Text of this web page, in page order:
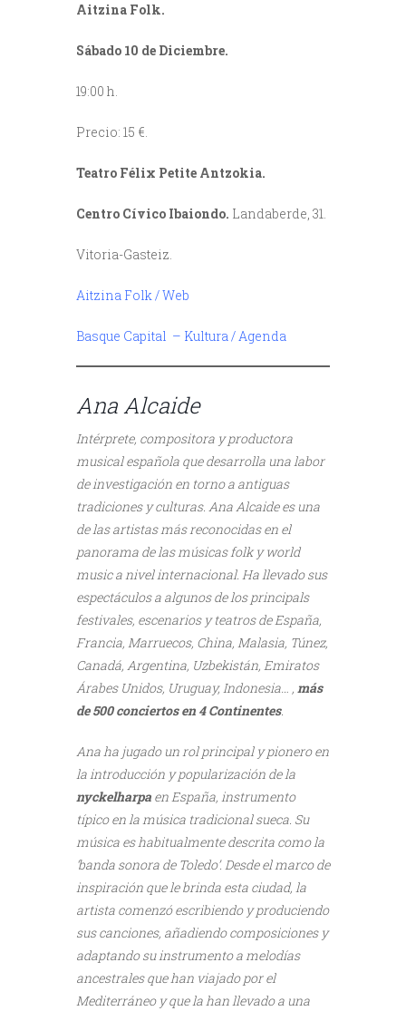
Aitzina Folk.
Sábado 10 de Diciembre.
19:00 h.
Precio: 15 €.
Teatro Félix Petite Antzokia.
Centro Cívico Ibaiondo. Landaberde, 31.
Vitoria-Gasteiz.
Aitzina Folk / Web
Basque Capital – Kultura / Agenda
Ana Alcaide
Intérprete, compositora y productora
musical española que desarrolla una labor
de investigación en torno a antiguas
tradiciones y culturas. Ana Alcaide es una
de las artistas más reconocidas en el
panorama de las músicas folk y world
music a nivel internacional. Ha llevado sus
espectáculos a algunos de los principals
festivales, escenarios y teatros de España,
Francia, Marruecos, China, Malasia, Túnez,
Canadá, Argentina, Uzbekistán, Emiratos
Árabes Unidos, Uruguay, Indonesia… , más
de 500 conciertos en 4 Continentes.
Ana ha jugado un rol principal y pionero en
la introducción y popularización de la
nyckelharpa en España, instrumento
típico en la música tradicional sueca. Su
música es habitualmente descrita como la
‘banda sonora de Toledo’. Desde el marco de
inspiración que le brinda esta ciudad, la
artista comenzó escribiendo y produciendo
sus canciones, añadiendo composiciones y
adaptando su instrumento a melodías
ancestrales que han viajado por el
Mediterráneo y que la han llevado a una